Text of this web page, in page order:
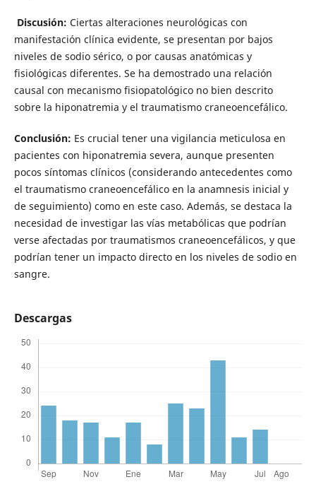
Discusión: Ciertas alteraciones neurológicas con
manifestación clínica evidente, se presentan por bajos
niveles de sodio sérico, o por causas anatómicas y
fisiológicas diferentes. Se ha demostrado una relación
causal con mecanismo fisiopatológico no bien descrito
sobre la hiponatremia y el traumatismo craneoencefálico.
Conclusión: Es crucial tener una vigilancia meticulosa en
pacientes con hiponatremia severa, aunque presenten
pocos síntomas clínicos (considerando antecedentes como
el traumatismo craneoencefálico en la anamnesis inicial y
de seguimiento) como en este caso. Además, se destaca la
necesidad de investigar las vías metabólicas que podrían
verse afectadas por traumatismos craneoencefálicos, y que
podrían tener un impacto directo en los niveles de sodio en
sangre.
Descargas